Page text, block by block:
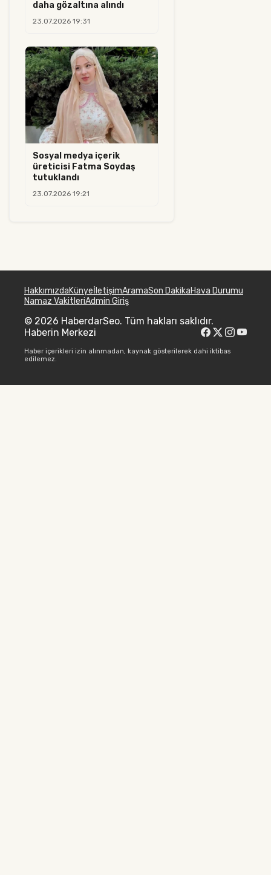
daha gözaltına alındı
23.07.2026 19:31
Sosyal medya içerik
üreticisi Fatma Soydaş
tutuklandı
23.07.2026 19:21
HakkımızdaKünyeİletişimAramaSon DakikaHava Durumu
Namaz VakitleriAdmin Giriş
© 2026 HaberdarSeo. Tüm hakları saklıdır.
Haberin Merkezi
Haber içerikleri izin alınmadan, kaynak gösterilerek dahi iktibas
edilemez.